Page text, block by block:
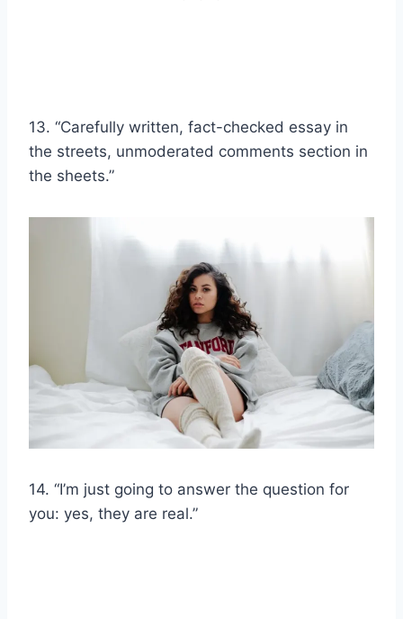
13. “Carefully written, fact-checked essay in
the streets, unmoderated comments section in
the sheets.”
14. “I’m just going to answer the question for
you: yes, they are real.”